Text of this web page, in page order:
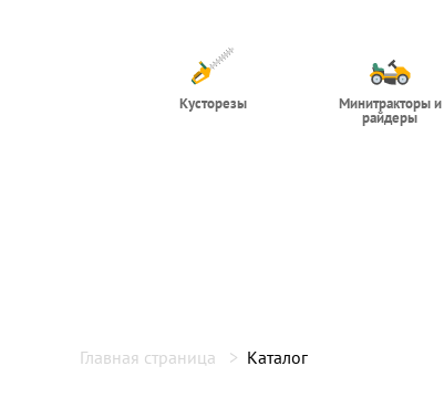
Кусторезы Минитракторы и
райдеры
Главная страница Каталог